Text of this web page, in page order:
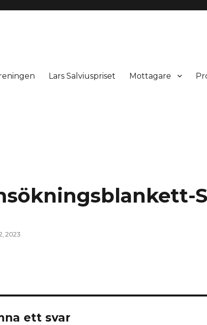
Lars Salviuspriset Mottagare
2023
ett svar